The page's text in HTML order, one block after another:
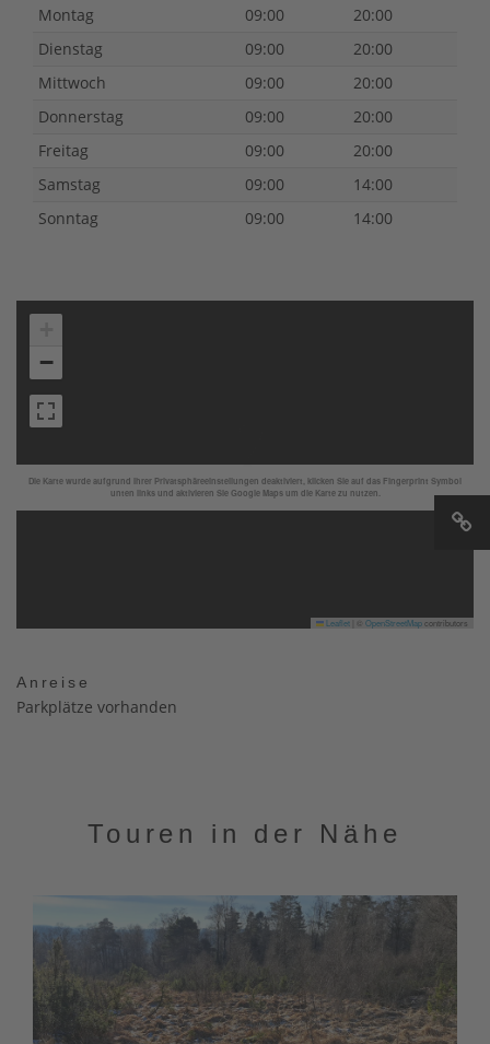
Montag 09:00
20:00
Dienstag
09:00
20:00
Mittwoch
09:00
20:00
Donnerstag
09:00
20:00
Freitag
09:00
20:00
Samstag
09:00
14:00
Sonntag
09:00 14:00
Die Karte wurde aufgrund Ihrer Privatsphäreeinstellungen deaktiviert, klicken Sie auf das Fingerprint Symbol
unten links und aktivieren Sie Google Maps um die Karte zu nutzen.
−
Leaflet OpenStreetMapcontributors
Anreise
Parkplätze vorhanden
Touren in der Nähe